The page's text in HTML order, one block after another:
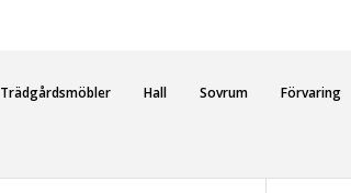
Trädgårdsmöbler Hall Sovrum Förvaring